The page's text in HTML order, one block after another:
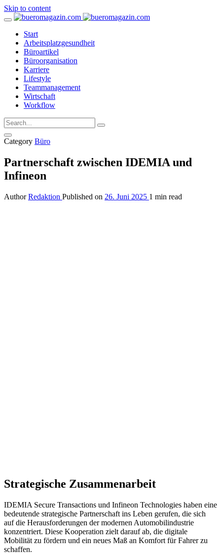
Skip to content
Start
Arbeitsplatzgesundheit
Büroartikel
Büroorganisation
Karriere
Lifestyle
Teammanagement
Wirtschaft
Workflow
Category Büro
Partnerschaft zwischen IDEMIA und
Infineon
Author Redaktion Published on 26. Juni 2025 1 min read
Strategische Zusammenarbeit
IDEMIA Secure Transactions und Infineon Technologies haben eine
bedeutende strategische Partnerschaft ins Leben gerufen, die sich
auf die Herausforderungen der modernen Automobilindustrie
konzentriert. Diese Kooperation zielt darauf ab, die digitale
Mobilität zu fördern und ein neues Maß an Komfort für Fahrer zu
schaffen.